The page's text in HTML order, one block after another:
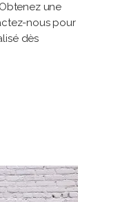
une
nous pour
dès